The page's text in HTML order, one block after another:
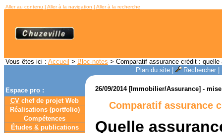
Aller au contenu | Aller à la navigation | Aller à la recherche
Vous êtes ici : Accueil > Bloc-notes > Comparatif assurance crédit :
Plan du site| Rechercher|
Espace pro :
CV chef de projet Web
Réalisations (portfolio)
Compétences
Études &publications
26/09/2014 [Immobilier/Assurance] -
Comparatif assurance
Quelle